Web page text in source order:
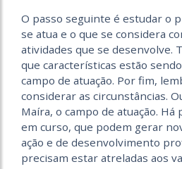
O passo seguinte é estudar o
se atua e o que se considera
atividades que se desenvolve.
que características estão
campo de atuação. Por fim,
considerar as circunstâncias.
Maíra, o campo de atuação.
em curso, que podem gerar
ação e de desenvolvimento
precisam estar atreladas aos